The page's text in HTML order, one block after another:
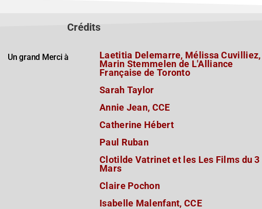
Crédits
Un grand Merci à
Laetitia Delemarre, Mélissa Cuvilliez,
Marin Stemmelen de L'Alliance
Française de Toronto
Sarah Taylor
Annie Jean, CCE
Catherine Hébert
Paul Ruban
Clotilde Vatrinet et les Les Films du 3
Mars
Claire Pochon
Isabelle Malenfant, CCE